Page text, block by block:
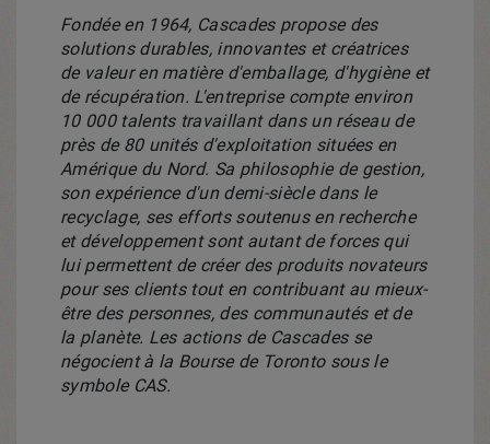
Fondée en 1964, Cascades propose des
solutions durables, innovantes et créatrices
de valeur en matière d'emballage, d'hygiène et
de récupération. L'entreprise compte environ
10 000 talents travaillant dans un réseau de
près de 80 unités d'exploitation situées en
Amérique du Nord. Sa philosophie de gestion,
son expérience d'un demi-siècle dans le
recyclage, ses efforts soutenus en recherche
et développement sont autant de forces qui
lui permettent de créer des produits novateurs
pour ses clients tout en contribuant au mieux-
être des personnes, des communautés et de
la planète. Les actions de Cascades se
négocient à la Bourse de Torontosous le
symbole CAS.